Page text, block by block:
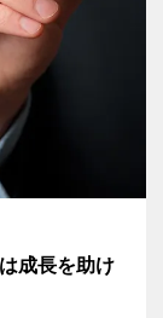
成長を助け